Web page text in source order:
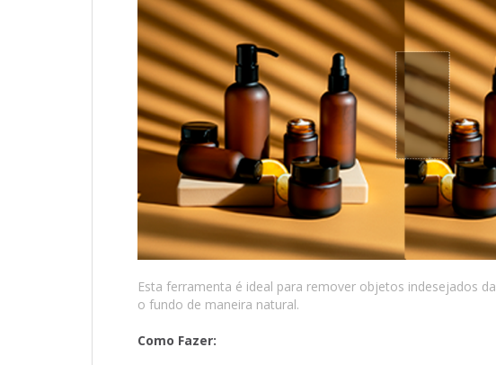
Esta ferramenta é ideal para remover objetos indesejados
o fundo de maneira natural.
Como Fazer: